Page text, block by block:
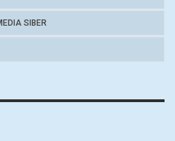
SIBER